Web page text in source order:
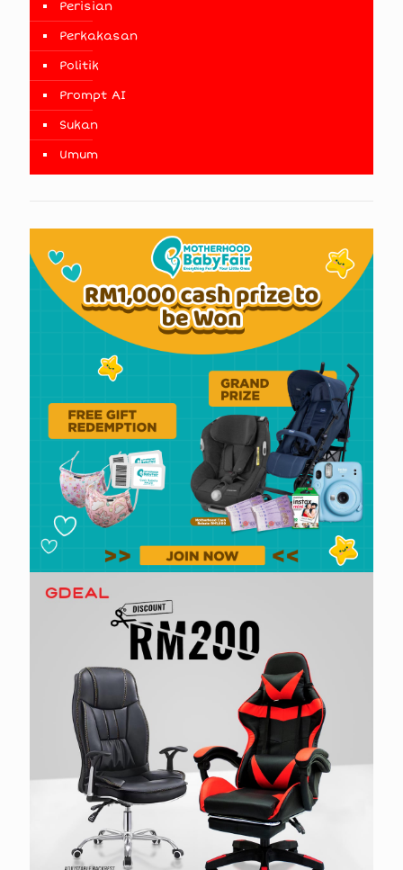
Perisian
Perkakasan
Politik
Prompt AI
Sukan
Umum